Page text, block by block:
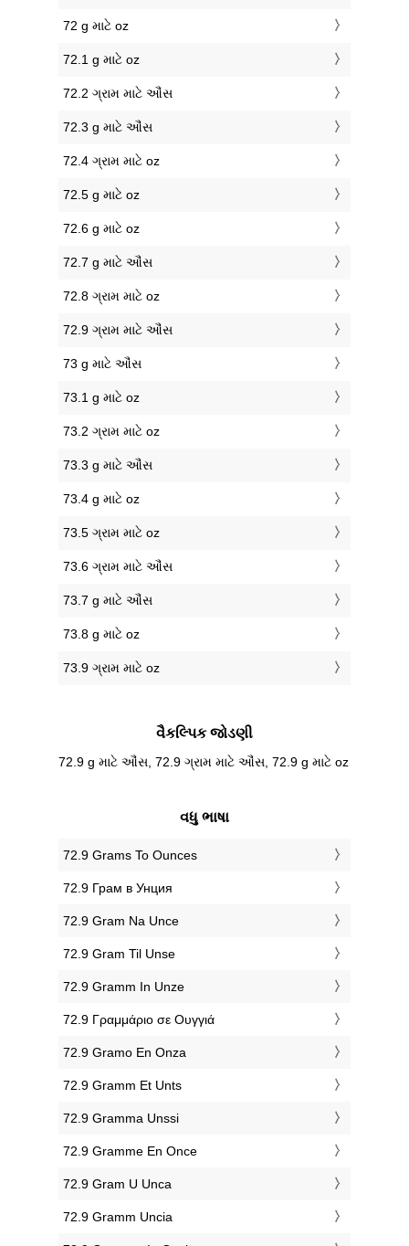
72 g માટે oz
72.1 g માટે oz
72.2 ગ્રામ માટે ઔંસ
72.3 g માટે ઔંસ
72.4 ગ્રામ માટે oz
72.5 g માટે oz
72.6 g માટે oz
72.7 g માટે ઔંસ
72.8 ગ્રામ માટે oz
72.9 ગ્રામ માટે ઔંસ
73 g માટે ઔંસ
73.1 g માટે oz
73.2 ગ્રામ માટે oz
73.3 g માટે ઔંસ
73.4 g માટે oz
73.5 ગ્રામ માટે oz
73.6 ગ્રામ માટે ઔંસ
73.7 g માટે ઔંસ
73.8 g માટે oz
73.9 ગ્રામ માટે oz
વૈકલ્પિક જોડણી
72.9 g માટે ઔંસ, 72.9 ગ્રામ માટે ઔંસ, 72.9 g માટે oz
વધુ ભાષા
‎72.9 Grams To Ounces
‎72.9 Грам в Унция
‎72.9 Gram Na Unce
‎72.9 Gram Til Unse
‎72.9 Gramm In Unze
‎72.9 Γραμμάριο σε Ουγγιά
‎72.9 Gramo En Onza
‎72.9 Gramm Et Unts
‎72.9 Gramma Unssi
‎72.9 Gramme En Once
‎72.9 Gram U Unca
‎72.9 Gramm Uncia